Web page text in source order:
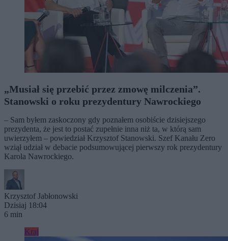
„Musiał się przebić przez zmowę milczenia”.
Stanowski o roku prezydentury Nawrockiego
– Sam byłem zaskoczony gdy poznałem osobiście dzisiejszego
prezydenta, że jest to postać zupełnie inna niż ta, w którą sam
uwierzyłem – powiedział Krzysztof Stanowski. Szef Kanału Zero
wziął udział w debacie podsumowującej pierwszy rok prezydentury
Karola Nawrockiego.
Krzysztof Jabłonowski
Dzisiaj 18:04
6 min
Kraj